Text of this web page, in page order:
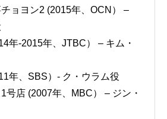
ョヨン2 (2015年、OCN） –
年-2015年、JTBC） – キム・
年、SBS）- ク・ウラム役
号店 (2007年、MBC） – ジン・